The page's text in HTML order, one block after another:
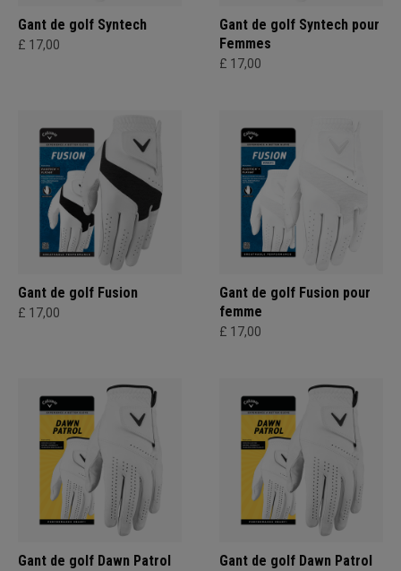
Gant de golf Syntech
£ 17,00
Gant de golf Syntech pour
Femmes
£ 17,00
Gant de golf Fusion
£ 17,00
Gant de golf Fusion pour
femme
£ 17,00
Gant de golf Dawn Patrol Gant de golf Dawn Patrol